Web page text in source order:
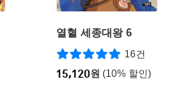
열혈 세종대왕 6
16건
15,120원 (10% 할인)